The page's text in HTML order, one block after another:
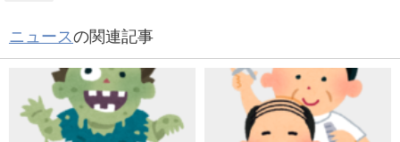
ニュースの関連記事